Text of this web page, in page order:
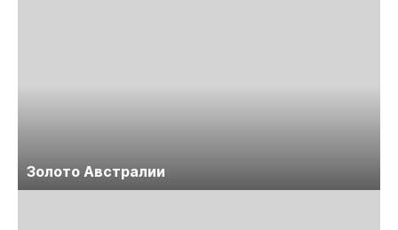
Золото Австралии